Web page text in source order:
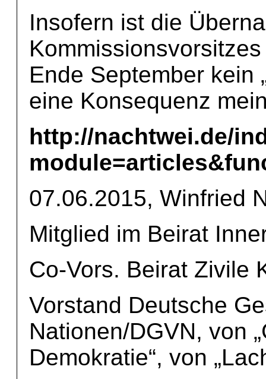
Insofern ist die
Ende September kein
eine Konsequenz
http://nachtwei.de/
07.06.2015, Winfried
Mitglied im Beirat
Co-Vors. Beirat Zivile
Vorstand Deutsche
Nationen/DGVN, von
Demokratie“, von